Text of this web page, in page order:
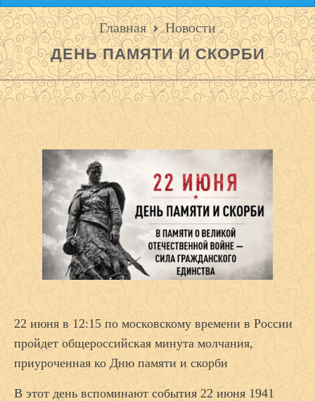
Главная Новости
ДЕНЬ ПАМЯТИ И СКОРБИ
22 июня в 12:15 по московскому времени в России
пройдет общероссийская минута молчания,
приуроченная ко Дню памяти и скорби
В этот день вспоминают события 22 июня 1941